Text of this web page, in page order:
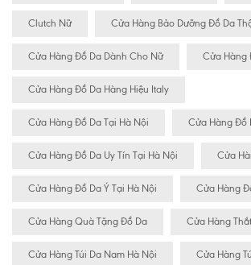
Clutch Nữ Cửa Hàng Bảo Dưỡng Đồ Da
Cửa Hàng Đồ Da Dành Cho Nữ Cửa Hàng
Cửa Hàng Đồ Da Hàng Hiệu Italy
Cửa Hàng Đồ Da Tại Hà Nội Cửa Hàng Đồ
Cửa Hàng Đồ Da Uy Tín Tại Hà Nội Cửa
Cửa Hàng Đồ Da Ý Tại Hà Nội Cửa Hàng
Cửa Hàng Quà Tặng Đồ Da Cửa Hàng
Cửa Hàng Túi Da Nam Hà Nội Cửa Hàng